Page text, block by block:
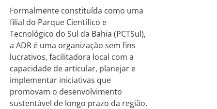
Formalmente constituída como uma
filial do Parque Científico e
Tecnológico do Sul da Bahia (PCTSul),
a ADR é uma organização sem fins
lucrativos, facilitadora local com a
capacidade de articular, planejar e
implementar iniciativas que
promovam o desenvolvimento
sustentável de longo prazo da região.